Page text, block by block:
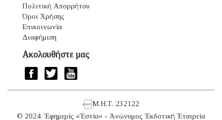
Πολιτική Απορρήτου
Όροι Χρήσης
Επικοινωνία
Διαφήμιση
Ακολουθήστε μας
Μ.Η.Τ. 232122
© 2024. Ἐφημερίς «Ἑστία» - Ἀνώνυμος Ἐκδοτική Ἑταιρεία